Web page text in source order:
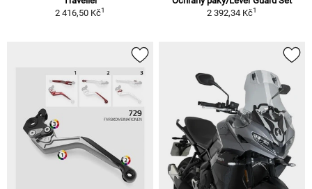
2 416,50 Kč1
2 392,34 Kč1